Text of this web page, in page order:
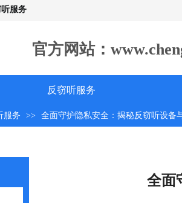
服务
官方网站：
反窃听服务
服务 >> 全面守护隐私安全：揭秘反窃听设备
GPS定位器防追踪指南：从原理到排查一次讲清
全面